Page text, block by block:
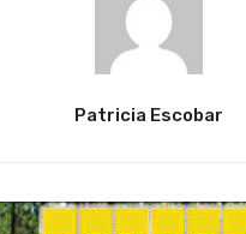
Patricia Escobar